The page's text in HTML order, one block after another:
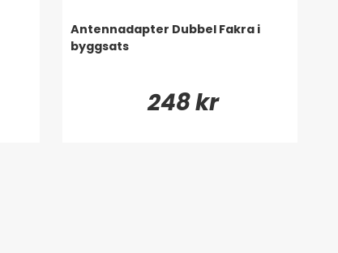
Antennadapter Dubbel Fakra i
byggsats
248 kr